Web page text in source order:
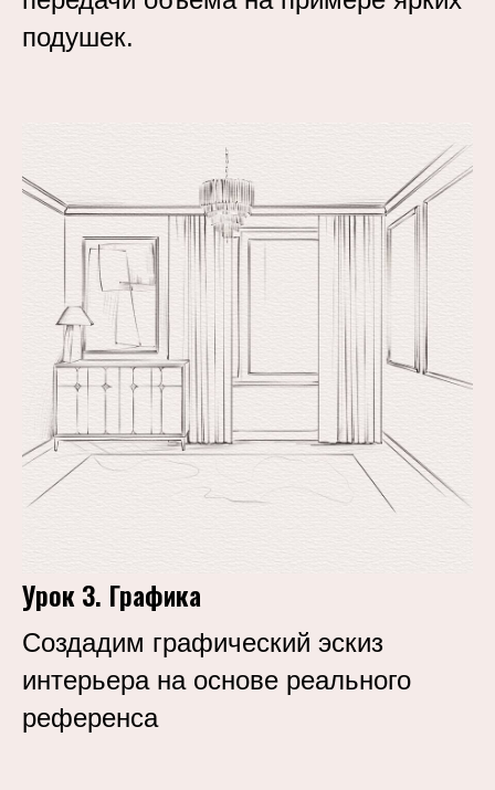
подушек.
Урок 3. Графика
Создадим графический эскиз
интерьера на основе реального
референса